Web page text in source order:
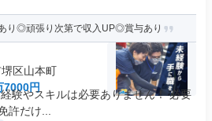
り◎頑張り次第で収入UP◎賞与あり
区山本町
7000円
験やスキルは必要ありません！ 必要
許だけ...